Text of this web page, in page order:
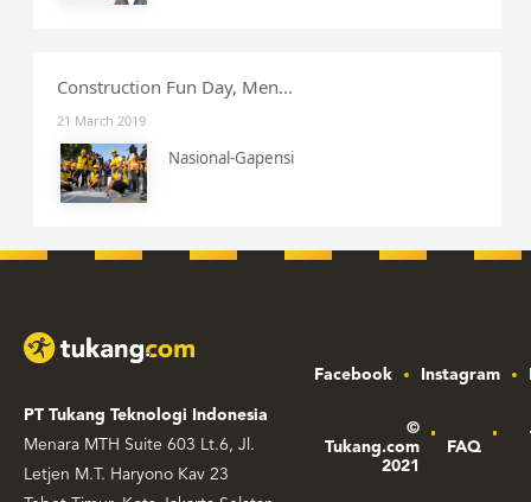
Construction Fun Day, Men...
21 March 2019
Nasional-Gapensi
PT Tukang Teknologi Indonesia
Menara MTH Suite 603 Lt.6, Jl.
Letjen M.T. Haryono Kav 23
Facebook Instagram
©
Tukang.com
2021
FAQ